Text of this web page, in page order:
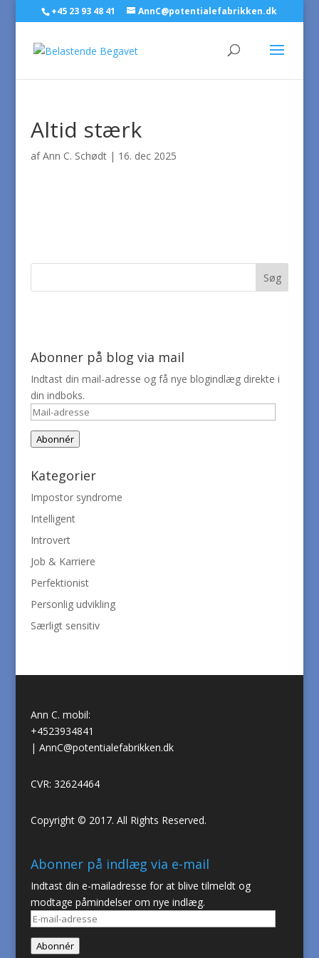
+45 23 93 48 41 AnnC@potentialefabrikken.dk
Altid stærk
afAnn C. Schødt| 16. dec 2025
Abonner på blog via mail
Indtast din mail-adresse og få nye blogindlæg direkte i
din indboks.
Mail-
adresse
Abonnér
Kategorier
Impostor syndrome
Intelligent
Introvert
Job & Karriere
Perfektionist
Personlig udvikling
Særligt sensitiv
Ann C. mobil:
+4523934841
| AnnC@potentialefabrikken.dk
CVR: 32624464
Copyright © 2017. All Rights Reserved.
Abonner på indlæg via e-mail
Indtast din e-mailadresse for at blive tilmeldt og
modtage påmindelser om nye indlæg.
E-
mail-
adresse
Abonnér